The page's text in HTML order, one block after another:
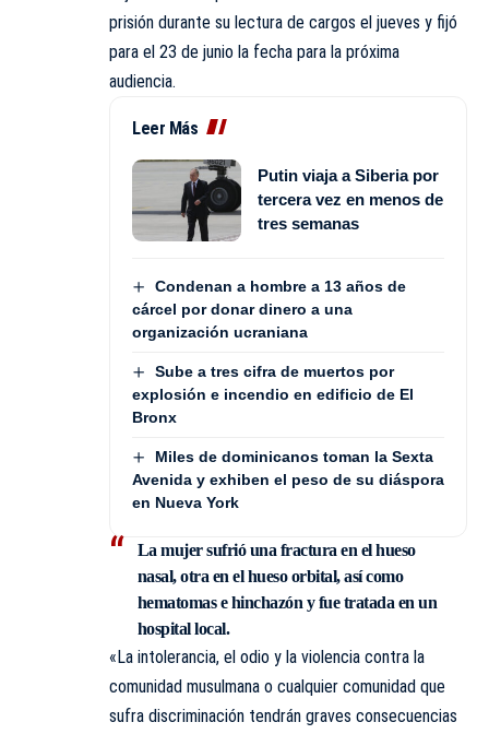
prisión durante su lectura de cargos el jueves y fijó
para el 23 de junio la fecha para la próxima
audiencia.
Leer Más
Putin viaja a Siberia por
tercera vez en menos de
tres semanas
Condenan a hombre a 13 años de
cárcel por donar dinero a una
organización ucraniana
Sube a tres cifra de muertos por
explosión e incendio en edificio de El
Bronx
Miles de dominicanos toman la Sexta
Avenida y exhiben el peso de su diáspora
en Nueva York
La mujer sufrió una fractura en el hueso
nasal, otra en el hueso orbital, así como
hematomas e hinchazón y fue tratada en un
hospital local.
«La intolerancia, el odio y la violencia contra la
comunidad musulmana o cualquier comunidad que
sufra discriminación tendrán graves consecuencias